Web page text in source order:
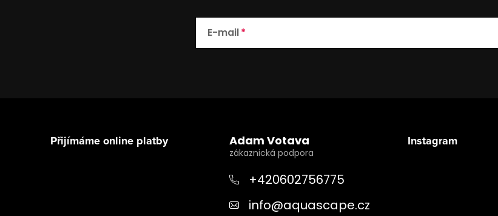
E-mail
Přijímáme online platby Adam Votava
+420602756775
info@aquascape.cz
Instagram